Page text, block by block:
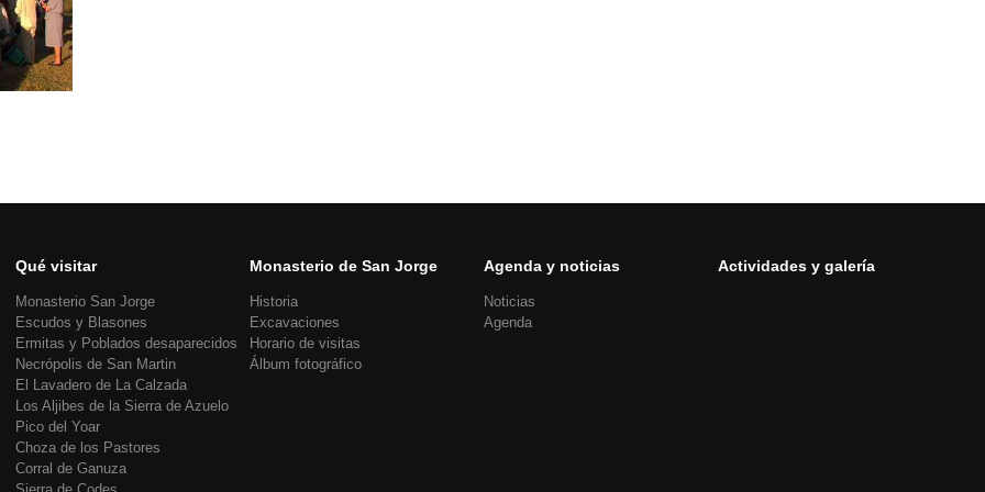
Qué visitar
Monasterio San Jorge
Escudos y Blasones
Ermitas y Poblados desaparecidos
Necrópolis de San Martin
El Lavadero de La Calzada
Los Aljibes de la Sierra de Azuelo
Pico del Yoar
Choza de los Pastores
Corral de Ganuza
Monasterio de San Jorge
Historia
Excavaciones
Horario de visitas
Álbum fotográfico
Agenda y noticias
Noticias
Agenda
Actividades y galería